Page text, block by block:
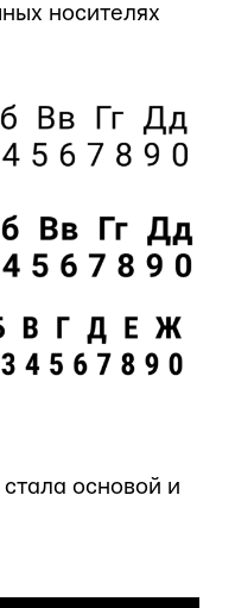
носителях
основой и